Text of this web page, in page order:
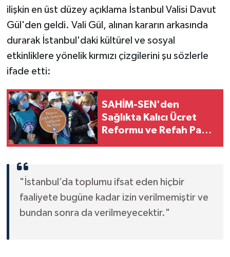
ilişkin en üst düzey açıklama İstanbul Valisi Davut
Gül'den geldi. Vali Gül, alınan kararın arkasında
durarak İstanbul'daki kültürel ve sosyal
etkinliklere yönelik kırmızı çizgilerini şu sözlerle
ifade etti:
SAHİM-SEN'den
Sağlıkta Kalıcı Ücret
Reformu ve Refah Payı
"İstanbul’da toplumu ifsat eden hiçbir
faaliyete bugüne kadar izin verilmemiştir ve
bundan sonra da verilmeyecektir."